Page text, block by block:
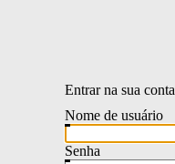
Entrar na sua conta
Nome de usuário
Senha